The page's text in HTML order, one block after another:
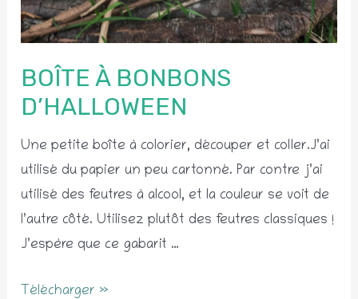
BOÎTE À BONBONS
D’HALLOWEEN
Une petite boîte à colorier, découper et coller.J’ai
utilisé du papier un peu cartonné. Par contre j’ai
utilisé des feutres à alcool, et la couleur se voit de
l’autre côté. Utilisez plutôt des feutres classiques !
J’espère que ce gabarit …
Boîte
Télécharger »